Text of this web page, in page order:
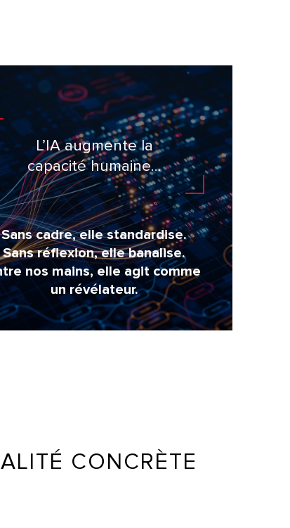
L’IA augmente la
capacité humaine…
Sans cadre, elle standardise.​
Sans réflexion, elle banalise.
nos mains, elle agit comme
un révélateur.
CONCRÈTE